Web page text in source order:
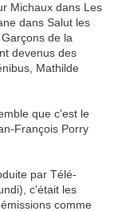
Michaux dans Les
dans Salut les
de la
devenus des
Mathilde
que c'est le
François Porry
par Télé-
c'était les
comme